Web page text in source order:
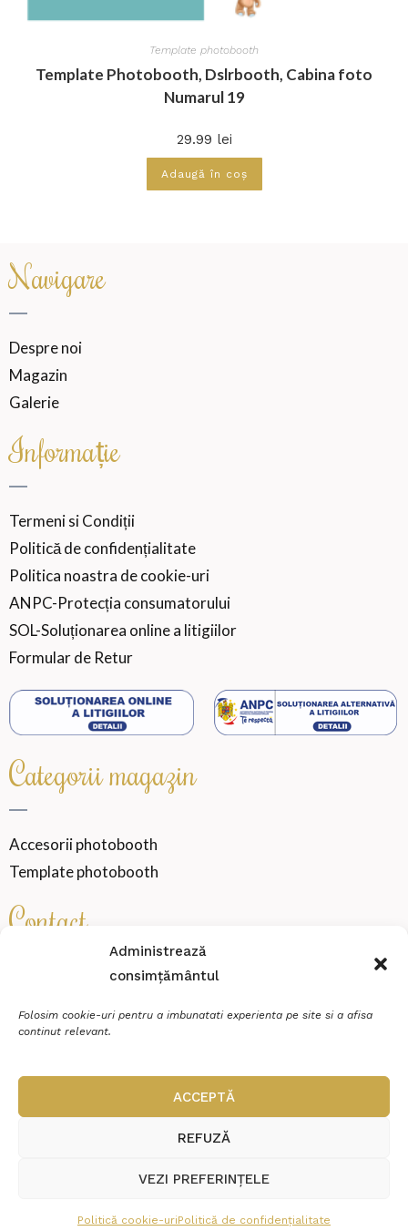
Administrează
consimțământul
Folosim cookie-uri pentru a imbunatati experienta pe site si a afisa
continut relevant.
ACCEPTĂ
REFUZĂ
VEZI PREFERINȚELE
Politică cookie-uriPolitică de confidențialitate
Template photobooth
Template Photobooth, Dslrbooth, Cabina foto
Numarul 19
29.99 lei
Adaugă în coș
Navigare
Despre noi
Magazin
Galerie
Informație
Termeni si Condiții
Politică de confidențialitate
Politica noastra de cookie-uri
ANPC-Protecția consumatorului
SOL-Soluționarea online a litigiilor
Formular de Retur
Categorii magazin
Accesorii photobooth
Template photobooth
Contact
SENSATION WEDDING VIBE SRL
Cod fiscal46000360
contact@sensationmoments.ro
WAcademy.ro